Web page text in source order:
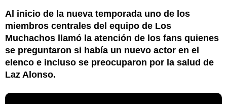
Al inicio de la nueva temporada uno de los
miembros centrales del equipo de Los
Muchachos llamó la atención de los fans quienes
se preguntaron si había un nuevo actor en el
elenco e incluso se preocuparon por la salud de
Laz Alonso.